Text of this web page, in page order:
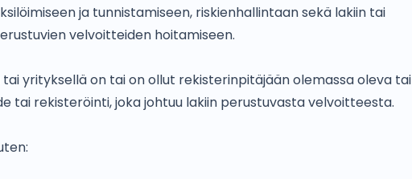
ja tunnistamiseen, riskienhallintaan sekä lakiin tai
velvoitteiden hoitamiseen.
yrityksellä on tai on ollut rekisterinpitäjään olemassa oleva tai
tai rekisteröinti, joka johtuu lakiin perustuvasta velvoitteesta.